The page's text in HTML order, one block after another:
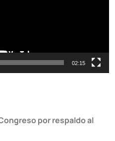
02:15
por respaldo al